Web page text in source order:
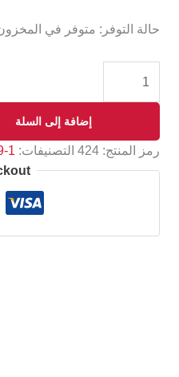
حالة التوفر: متوفر في
إضافة إلى السلة
رمز المنتج:424 التصنيفات: 1-9